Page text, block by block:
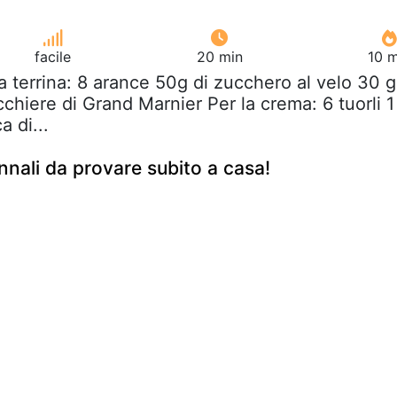
facile 20 min 10
terrina: 8 arance 50g di zucchero al velo 30 g
di Grand Marnier Per la crema: 6 tuorli 1
di...
da provare subito a casa!